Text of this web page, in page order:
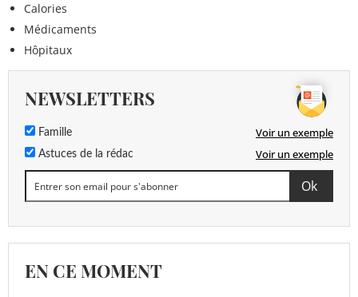
Calories
Médicaments
Hôpitaux
NEWSLETTERS
Famille Voir un exemple
Astuces de la rédac Voir un exemple
EN CE MOMENT